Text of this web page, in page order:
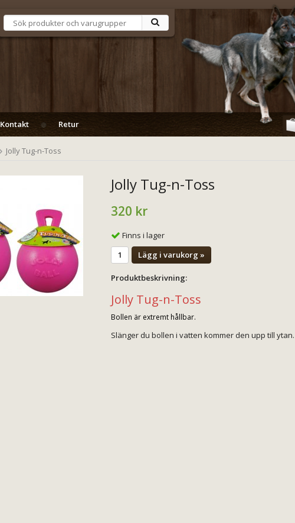
Kontakt Retur
Jolly Tug-n-Toss
Jolly Tug-n-Toss
320 kr
Finns i lager
Lägg i varukorg »
Produktbeskrivning:
Jolly Tug-n-Toss
Bollen är extremt hållbar.
Slänger du bollen i vatten kommer den upp till ytan.